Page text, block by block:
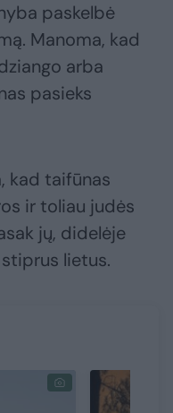
paskelbė
Manoma, kad
arba
pasieks
kad taifūnas
ir toliau judės
jų, didelėje
lietus.